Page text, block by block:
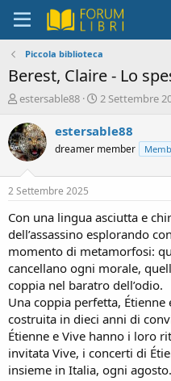
Piccola biblioteca
Berest, Claire - Lo
C
e
a
t
r
e
D
s
c
u
s
s
i
o
n
e
estersable88
D
t
d
i
i
o
2 Settembre
estersable88
dreamer member
2 Settembre 2025
Con una lingua asciutta e
dell’assassino esplorando
momento di metamorfosi:
cancellano ogni morale,
coppia nel baratro dell’odio.
Una coppia perfetta,
costruita in dieci anni di
Étienne e Vive hanno i loro
invitata Vive, i concerti di
insieme in Italia, ogni